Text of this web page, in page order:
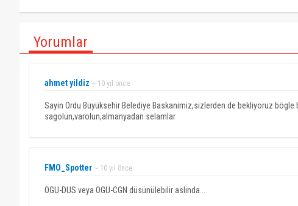
Yorumlar
ahmet yildiz ~ 10 yıl önce
Sayin Ordu Büyüksehir Belediye Baskanimiz,sizlerden de bekliyoruz
sagolun,varolun,almanyadan selamlar
FMO_Spotter ~ 10 yıl önce
OGU-DUS veya OGU-CGN düsünülebilir aslinda...